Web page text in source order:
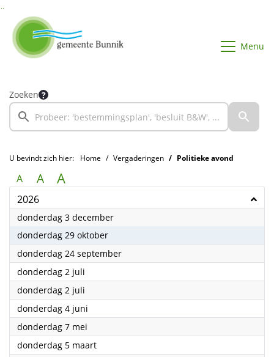
Menu
Zoeken
U bevindt zich hier: Home Vergaderingen Politieke avond
A A A
2026
donderdag 3 december2026
donderdag 29 oktober2026
donderdag 24 september2026
donderdag 2 juli
donderdag 2 juli
donderdag 4 juni
donderdag 7 mei
donderdag 5 maart2026